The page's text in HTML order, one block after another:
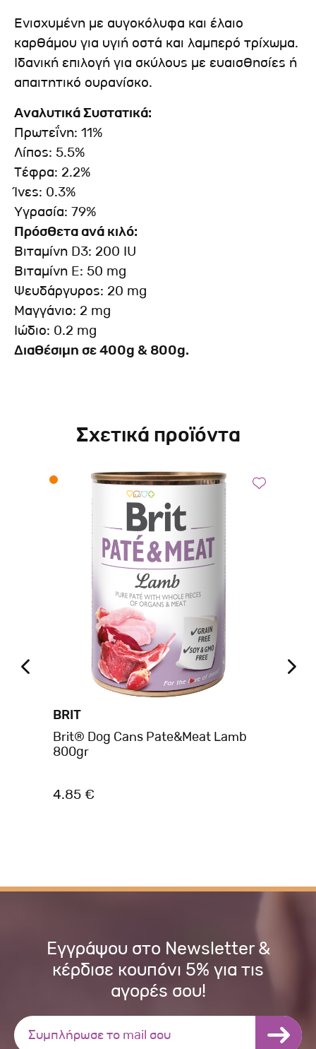
Ενισχυμένη με αυγοκόλυφα και έλαιο
καρθάμου για υγιή οστά και λαμπερό τρίχωμα.
Ιδανική επιλογή για σκύλους με ευαισθησίες ή
απαιτητικό ουρανίσκο.
Αναλυτικά Συστατικά:
Πρωτεΐνη: 11%
Λίπος: 5.5%
Τέφρα: 2.2%
Ίνες: 0.3%
Υγρασία: 79%
Πρόσθετα ανά κιλό:
Βιταμίνη D3: 200 IU
Βιταμίνη E: 50 mg
Ψευδάργυρος: 20 mg
Μαγγάνιο: 2 mg
Ιώδιο: 0.2 mg
Διαθέσιμη σε 400g & 800g.
Σχετικά προϊόντα
BRIT
Brit® Dog Cans Pate&Meat Lamb
800gr
4.85 €
Εγγράψου στο Newsletter &
κέρδισε κουπόνι 5% για τις
αγορές σου!